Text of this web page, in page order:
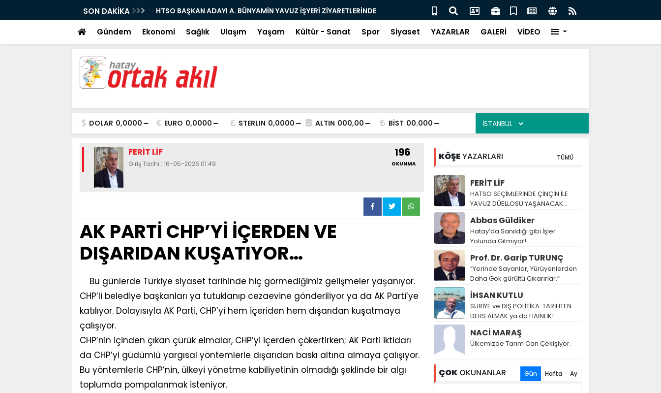
SON DAKİKA
YAVUZ İŞYERİ ZİYARETLERİNDE KİSECİK TOKİLERE TOPLU ULAŞIMI BAŞLADI HMKÜ’den Açıklama: TÜBİTAK 1001 Proje Sayısı 60’a Yükseldi
Gündem Ekonomi Sağlık Ulaşım Yaşam Kültür - Sanat Spor Siyaset YAZARLAR GALERİ VİDEO
DOLAR 0,0000 EURO 0,0000 STERLIN 0,0000 ALTIN 000,00 BİST 00.000
FERİT LİF
Giriş Tarihi : 16-05-2026 01:49
196
OKUNMA
AK PARTİ CHP’Yİ İÇERDEN VE
DIŞARIDAN KUŞATIYOR…
Bu günlerde Türkiye siyaset tarihinde hiç görmediğimiz gelişmeler yaşanıyor.
CHP’li belediye başkanları ya tutuklanıp cezaevine gönderiliyor ya da AK Parti’ye
katılıyor. Dolayısıyla AK Parti, CHP’yi hem içeriden hem dışarıdan kuşatmaya
çalışıyor.
CHP’nin içinden çıkan çürük elmalar, CHP’yi içerden çökertirken; AK Parti iktidarı
da CHP’yi güdümlü yargısal yöntemlerle dışarıdan baskı altına almaya çalışıyor.
Bu yöntemlerle CHP’nin, ülkeyi yönetme kabiliyetinin olmadığı şeklinde bir algı
toplumda pompalanmak isteniyor.
KÖŞEYAZARLARI TÜMÜ
FERİT LİF
HATSO SEÇİMLERİNDE ÇİNÇİN İLE
YAVUZ DÜELLOSU YAŞANACAK…
Abbas Güldiker
Hatay’da Sanıldığı gibi İşler
Yolunda Gitmiyor!
Prof. Dr. Garip TURUNÇ
“Yerinde Sayanlar, Yürüyenlerden
Daha Gok gürültü Çıkarırlar.”
İHSAN KUTLU
SURİYE ve DIŞ POLİTİKA: TARİHTEN
DERS ALMAK ya da HAİNLİK!
NACİ MARAŞ
Ülkemizde Tarım Can Çekişiyor.
ÇOK OKUNANLAR Gün Hafta Ay